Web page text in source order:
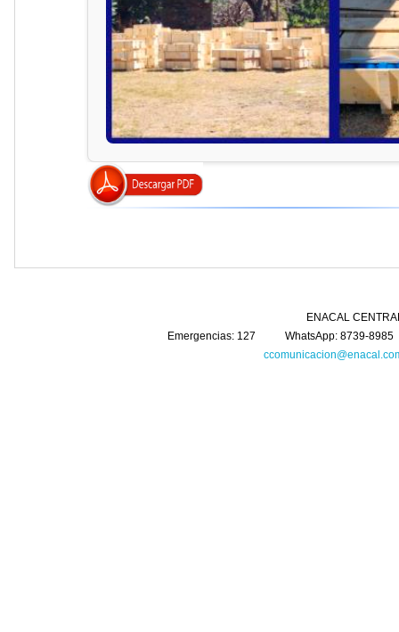
ENACAL CENTRAL Km. 5
Emergencias: 127 WhatsApp: 8739-